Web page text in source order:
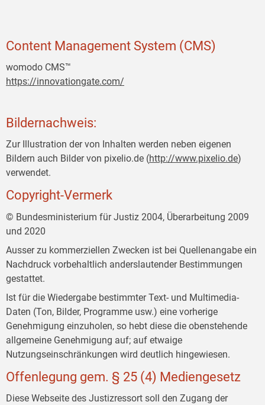
Content Management System (CMS)
womodo CMS™
https://innovationgate.com/
Bildernachweis:
Zur Illustration der von Inhalten werden neben eigenen
Bildern auch Bilder von pixelio.de (http://www.pixelio.de)
verwendet.
Copyright-Vermerk
© Bundesministerium für Justiz 2004, Überarbeitung 2009
und 2020
Ausser zu kommerziellen Zwecken ist bei Quellenangabe ein
Nachdruck vorbehaltlich anderslautender Bestimmungen
gestattet.
Ist für die Wiedergabe bestimmter Text- und Multimedia-
Daten (Ton, Bilder, Programme usw.) eine vorherige
Genehmigung einzuholen, so hebt diese die obenstehende
allgemeine Genehmigung auf; auf etwaige
Nutzungseinschränkungen wird deutlich hingewiesen.
Offenlegung gem. § 25 (4) Mediengesetz
Diese Webseite des Justizressort soll den Zugang der